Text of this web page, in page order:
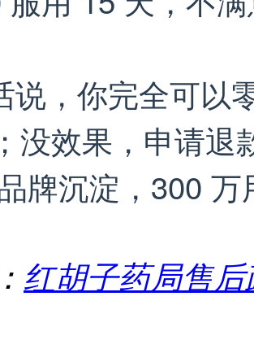
说，你完全可以
没效果，申请退
牌沉淀，300
红胡子药局售后